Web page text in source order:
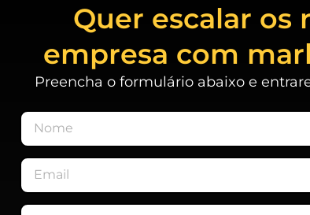
Quer escalar os
empresa com
Preencha o formulário abaixo e